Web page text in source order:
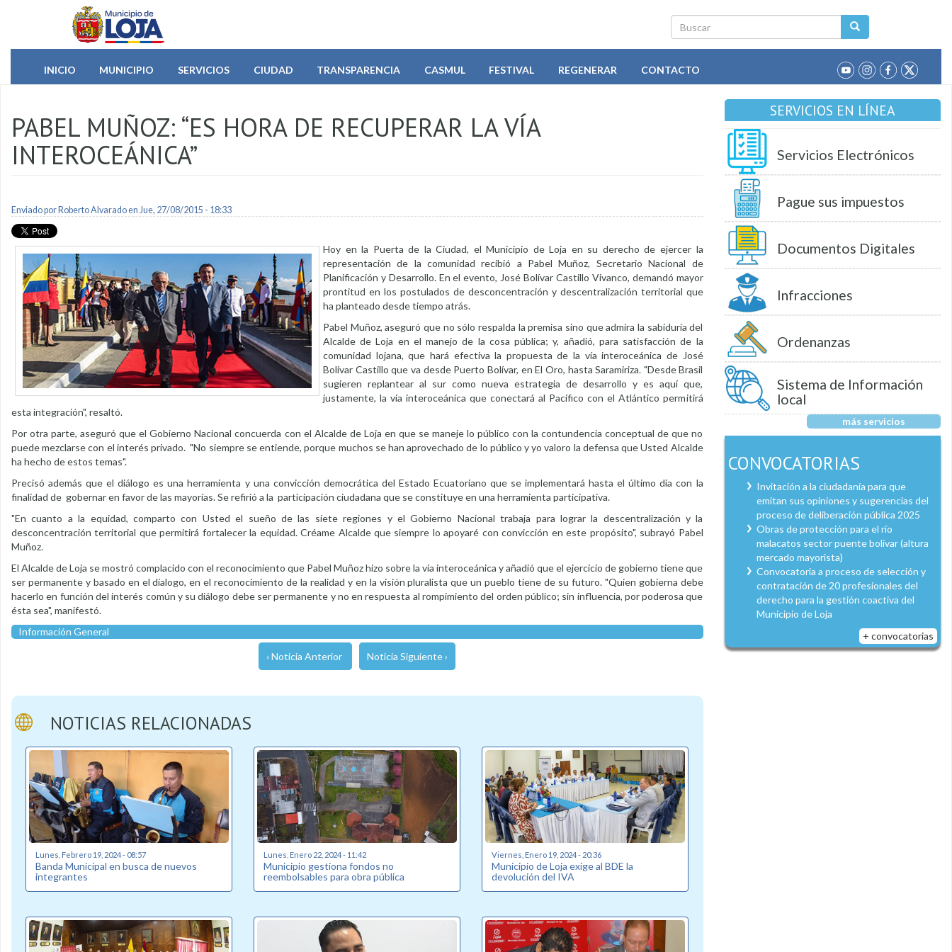
Pasar al contenido principal
Buscar
INICIO
MUNICIPIO SERVICIOS CIUDAD TRANSPARENCIA CASMUL FESTIVAL REGENERAR CONTACTO
PABEL MUÑOZ: “ES HORA DE RECUPERAR LA VÍA
INTEROCEÁNICA”
Enviado por Roberto Alvaradoen Jue, 27/08/2015 - 18:33
Hoy en la Puerta de la Ciudad, el Municipio de Loja en su derecho de ejercer la
representación de la comunidad recibió a Pabel Muñoz, Secretario Nacional de
Planificación y Desarrollo. En el evento, José Bolívar Castillo Vivanco, demandó mayor
prontitud en los postulados de desconcentración y descentralización territorial que
ha planteado desde tiempo atrás.
Pabel Muñoz, aseguró que no sólo respalda la premisa sino que admira la sabiduría del
Alcalde de Loja en el manejo de la cosa pública; y, añadió, para satisfacción de la
comunidad lojana, que hará efectiva la propuesta de la vía interoceánica de José
Bolívar Castillo que va desde Puerto Bolívar, en El Oro, hasta Saramiriza. "Desde Brasil
sugieren replantear al sur como nueva estrategia de desarrollo y es aquí que,
justamente, la vía interoceánica que conectará al Pacífico con el Atlántico permitirá
esta integración", resaltó.
Por otra parte, aseguró que el Gobierno Nacional concuerda con el Alcalde de Loja en que se maneje lo público con la contundencia conceptual de que no
puede mezclarse con el interés privado. "No siempre se entiende, porque muchos se han aprovechado de lo público y yo valoro la defensa que Usted Alcalde
ha hecho de estos temas".
Precisó además que el diálogo es una herramienta y una convicción democrática del Estado Ecuatoriano que se implementará hasta el último día con la
finalidad de gobernar en favor de las mayorías. Se refirió a la participación ciudadana que se constituye en una herramienta participativa.
"En cuanto a la equidad, comparto con Usted el sueño de las siete regiones y el Gobierno Nacional trabaja para lograr la descentralización y la
desconcentración territorial que permitirá fortalecer la equidad. Créame Alcalde que siempre lo apoyaré con convicción en este propósito", subrayó Pabel
Muñoz.
El Alcalde de Loja se mostró complacido con el reconocimiento que Pabel Muñoz hizo sobre la vía interoceánica y añadió que el ejercicio de gobierno tiene que
ser permanente y basado en el dialogo, en el reconocimiento de la realidad y en la visión pluralista que un pueblo tiene de su futuro. "Quien gobierna debe
hacerlo en función del interés común y su diálogo debe ser permanente y no en respuesta al rompimiento del orden público; sin influencia, por poderosa que
ésta sea", manifestó.
Información General
‹ Noticia Anterior Noticia Siguiente ›
NOTICIAS RELACIONADAS
Lunes, Febrero 19, 2024 - 08:57
Banda Municipal en busca de nuevos
integrantes
Lunes, Enero 22, 2024 - 11:42
Municipio gestiona fondos no
reembolsables para obra pública
Viernes, Enero 19, 2024 - 20:36
Municipio de Loja exige al BDE la
devolución del IVA
SERVICIOS EN LÍNEA
Servicios Electrónicos
Pague sus impuestos
Documentos Digitales
Infracciones
Ordenanzas
Sistema de Información
local
más servicios
CONVOCATORIAS
Invitación a la ciudadanía para que
emitan sus opiniones y sugerencias del
proceso de deliberación pública 2025
Obras de protección para el río
malacatos sector puente bolívar (altura
mercado mayorista)
Convocatoria a proceso de selección y
contratación de 20 profesionales del
derecho para la gestión coactiva del
Municipio de Loja
+ convocatorias